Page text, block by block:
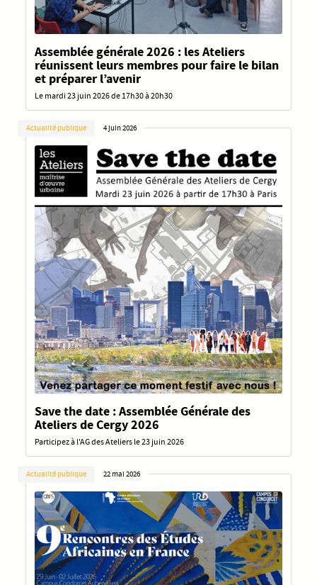
Assemblée générale 2026 : les Ateliers
réunissent leurs membres pour faire le bilan
et préparer l’avenir
Le mardi 23 juin 2026 de 17h30 à 20h30
Actualité publique 4 juin 2026
Save the date : Assemblée Générale des
Ateliers de Cergy 2026
Participez à l'AG des Ateliers le 23 juin 2026
Actualité publique 22 mai 2026